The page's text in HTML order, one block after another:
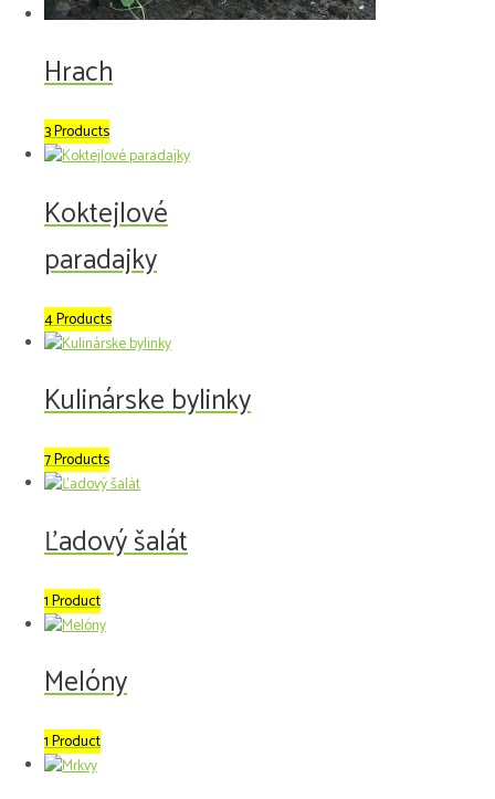
Hrach
3 Products
Koktejlové
paradajky
4 Products
Kulinárske bylinky
7 Products
Ľadový šalát
1 Product
Melóny
1 Product